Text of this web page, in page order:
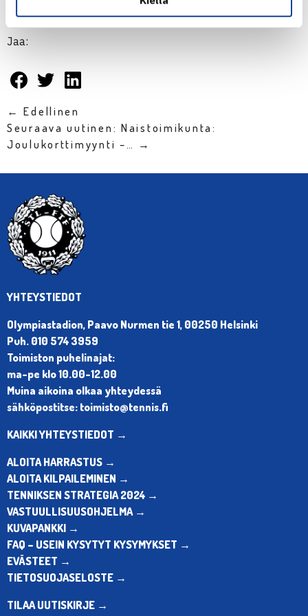
2. kategoria ITF-junioriturnaus, Peru
Jaa:
← Edellinen
Seuraava uutinen: Naistoimikunta:
Joulukorttimyynti –… →
YHTEYSTIEDOT
Olympiastadion, Paavo Nurmen tie 1, 00250 Helsinki
Puh. 010 574 3959
Toimiston puhelinajat:
ma-pe klo 10.00-12.00
Muina aikoina olkaa yhteydessä
sähköpostitse: toimisto@tennis.fi
KAIKKI YHTEYSTIEDOT →
ALOITA HARRASTUS →
ALOITA KILPAILEMINEN →
TENNIKSEN STRATEGIA 2024 →
VASTUULLISUUSOHJELMA →
KUVAPANKKI →
FAQ – USEIN KYSYTYT KYSYMYKSET →
EVÄSTEET →
TIETOSUOJASELOSTE →
TILAA UUTISKIRJE →